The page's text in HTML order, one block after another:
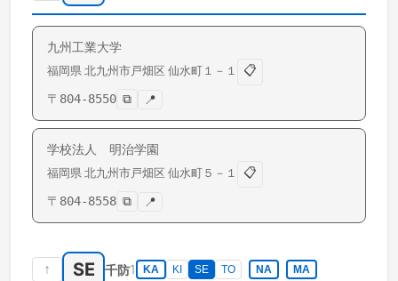
九州工業大学
福岡県 北九州市戸畑区 仙水町 １－１
📋
〒 804-8550 ⧉ 📍
学校法人 明治学園
福岡県 北九州市戸畑区 仙水町 ５－１
📋
〒 804-8558 ⧉ 📍
↑ SE 千防1 KA KI SE TO NA MA